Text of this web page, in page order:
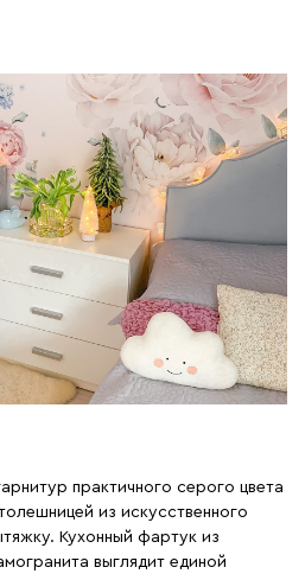
практичного серого цвета
из искусственного
Кухонный фартук из
выглядит единой